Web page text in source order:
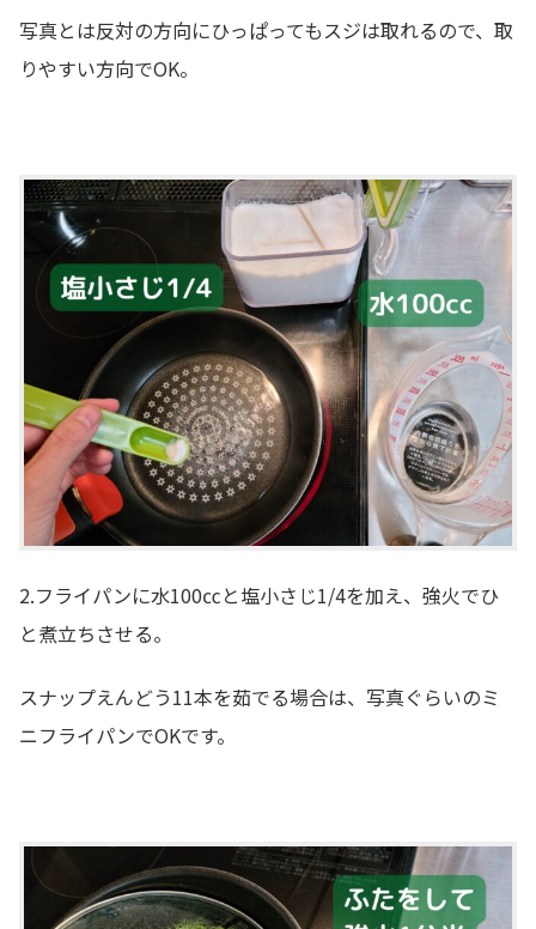
写真とは反対の方向にひっぱってもスジは取れるので、取
りやすい方向でOK。
2.フライパンに水100㏄と塩小さじ1/4を加え、強火でひ
と煮立ちさせる。
スナップえんどう11本を茹でる場合は、写真ぐらいのミ
ニフライパンでOKです。